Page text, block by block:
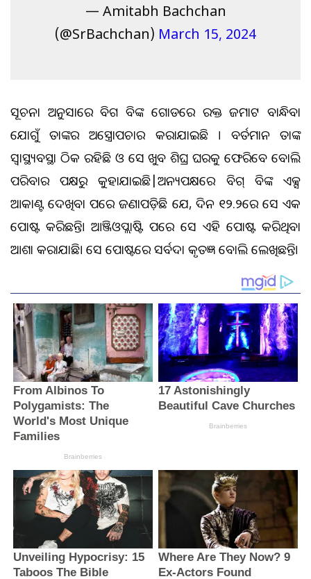
— Amitabh Bachchan
(@SrBachchan) March 15, 2024
ସୂଚନା ଅନୁସାରେ ବିଗ ବିଙ୍କ ଗୋଡରେ ରକ୍ତ ଜମାଟ ବାନ୍ଧିବା
ଯୋଗୁଁ ତାଙ୍କର ଅସ୍ତ୍ରୋପଚାର କରାଯାଇଛି । ବର୍ତମାନ ତାଙ୍କ
ସ୍ୱାସ୍ଥ୍ୟବସ୍ଥା ଠିକ ରହିଛି ଓ ସେ ଖୁବ ଶିଘ୍ର ଘରକୁ ଫେରିବେ ବୋଲି
ପରିବାର ପକ୍ଷରୁ କୁହାଯାଇଛି|ଅନ୍ୟପକ୍ଷରେ ବିଗ୍ ବିଙ୍କ ଏକ୍ସ
ଆକାଉଣ୍ଟ ଦେଖିବା ପରେ ଜଣାପଡ଼ିଛି ଯେ, ଦିନ ୧୨.୨ରେ ସେ ଏକ
ପୋଷ୍ଟ କରିଛନ୍ତି। ଆଞ୍ଜିଓପ୍ଲାଷ୍ଟି ପରେ ସେ ଏହି ପୋଷ୍ଟ କରିଥିବା
ଆଶା କରାଯାଉଛି। ସେ ପୋଷ୍ଟରେ ସର୍ବଦା କୃତଜ୍ଞ ବୋଲି ଲେଖିଛନ୍ତି।